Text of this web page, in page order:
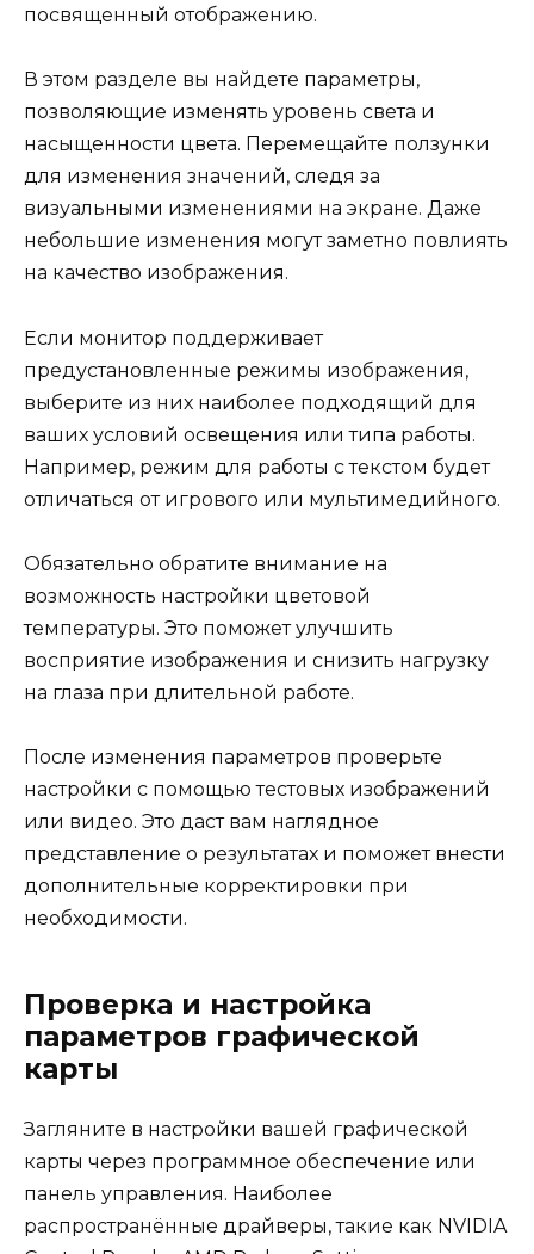
посвященный отображению.
В этом разделе вы найдете параметры,
позволяющие изменять уровень света и
насыщенности цвета. Перемещайте ползунки
для изменения значений, следя за
визуальными изменениями на экране. Даже
небольшие изменения могут заметно повлиять
на качество изображения.
Если монитор поддерживает
предустановленные режимы изображения,
выберите из них наиболее подходящий для
ваших условий освещения или типа работы.
Например, режим для работы с текстом будет
отличаться от игрового или мультимедийного.
Обязательно обратите внимание на
возможность настройки цветовой
температуры. Это поможет улучшить
восприятие изображения и снизить нагрузку
на глаза при длительной работе.
После изменения параметров проверьте
настройки с помощью тестовых изображений
или видео. Это даст вам наглядное
представление о результатах и поможет внести
дополнительные корректировки при
необходимости.
Проверка и настройка
параметров графической
карты
Загляните в настройки вашей графической
карты через программное обеспечение или
панель управления. Наиболее
распространённые драйверы, такие как NVIDIA